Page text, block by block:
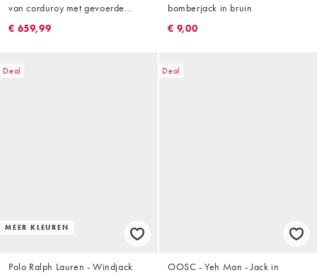
van corduroy met gevoerde
achterkant en borduursels in
€ 659,99
bomberjack in bruin
€ 9,00
Deal
MEER KLEUREN
Polo Ralph Lauren - Windjack
Deal
OOSC - Yeh Man - Jack in